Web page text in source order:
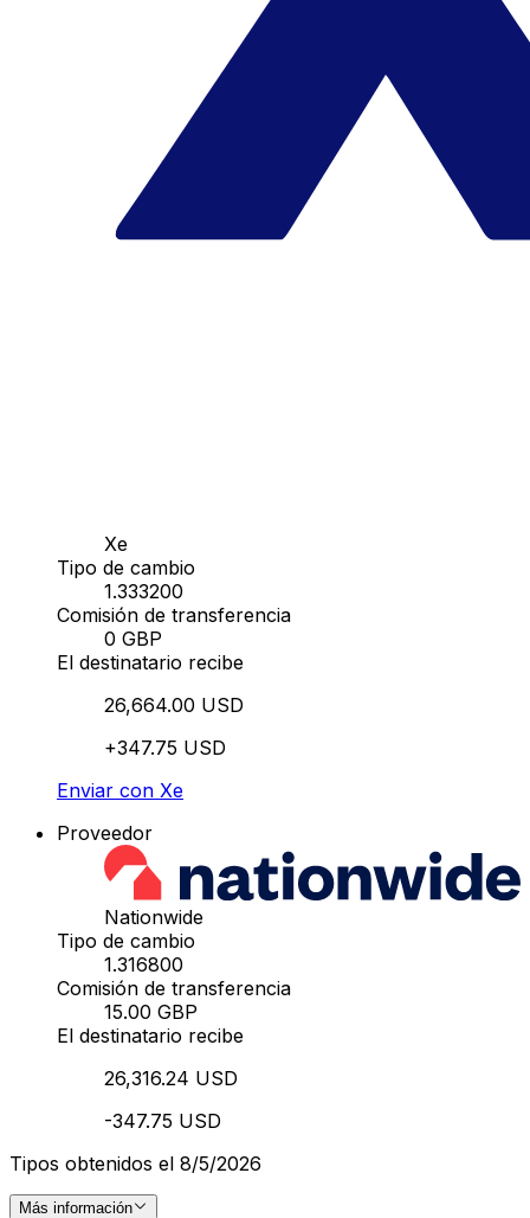
Xe
Tipo de cambio
1.333200
Comisión de transferencia
0 GBP
El destinatario recibe
26,664.00 USD
+347.75 USD
Enviar con Xe
Proveedor
Nationwide
Tipo de cambio
1.316800
Comisión de transferencia
15.00 GBP
El destinatario recibe
26,316.24 USD
-347.75 USD
Tipos obtenidos el 8/5/2026
Más información